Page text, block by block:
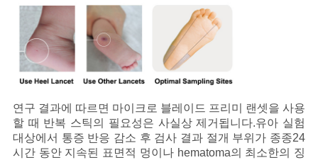
연구 결과에 따르면 마이크로 블레이드 프리미 랜셋을 사용
할 때 반복 스틱의 필요성은 사실상 제거됩니다.유아 실험
대상에서 통증 반응 감소 후 검사 결과 절개 부위가 종종24
시간 동안 지속된 표면적 멍이나 hematoma의 최소한의 징